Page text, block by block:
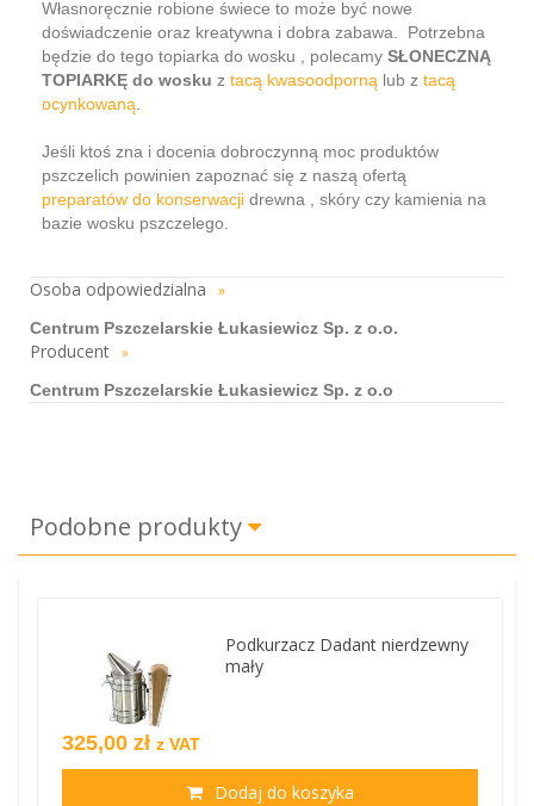
Własnoręcznie robione świece to może być nowe
doświadczenie oraz kreatywna i dobra zabawa. Potrzebna
będzie do tego topiarka do wosku , polecamy SŁONECZNĄ
TOPIARKĘ do wosku z tacą kwasoodporną lub z tacą
ocynkowaną
Jeśli ktoś zna i docenia dobroczynną moc produktów
pszczelich powinien zapoznać się z naszą ofertą
preparatów do konserwacji drewna , skóry czy kamienia na
bazie wosku pszczelego.
Osoba odpowiedzialna »
Centrum Pszczelarskie Łukasiewicz Sp. z o.o.
Producent »
Centrum Pszczelarskie Łukasiewicz Sp. z o.o
Podobne produkty
Podkurzacz Dadant nierdzewny
mały
325,00 zł z VAT
Dodaj do koszyka